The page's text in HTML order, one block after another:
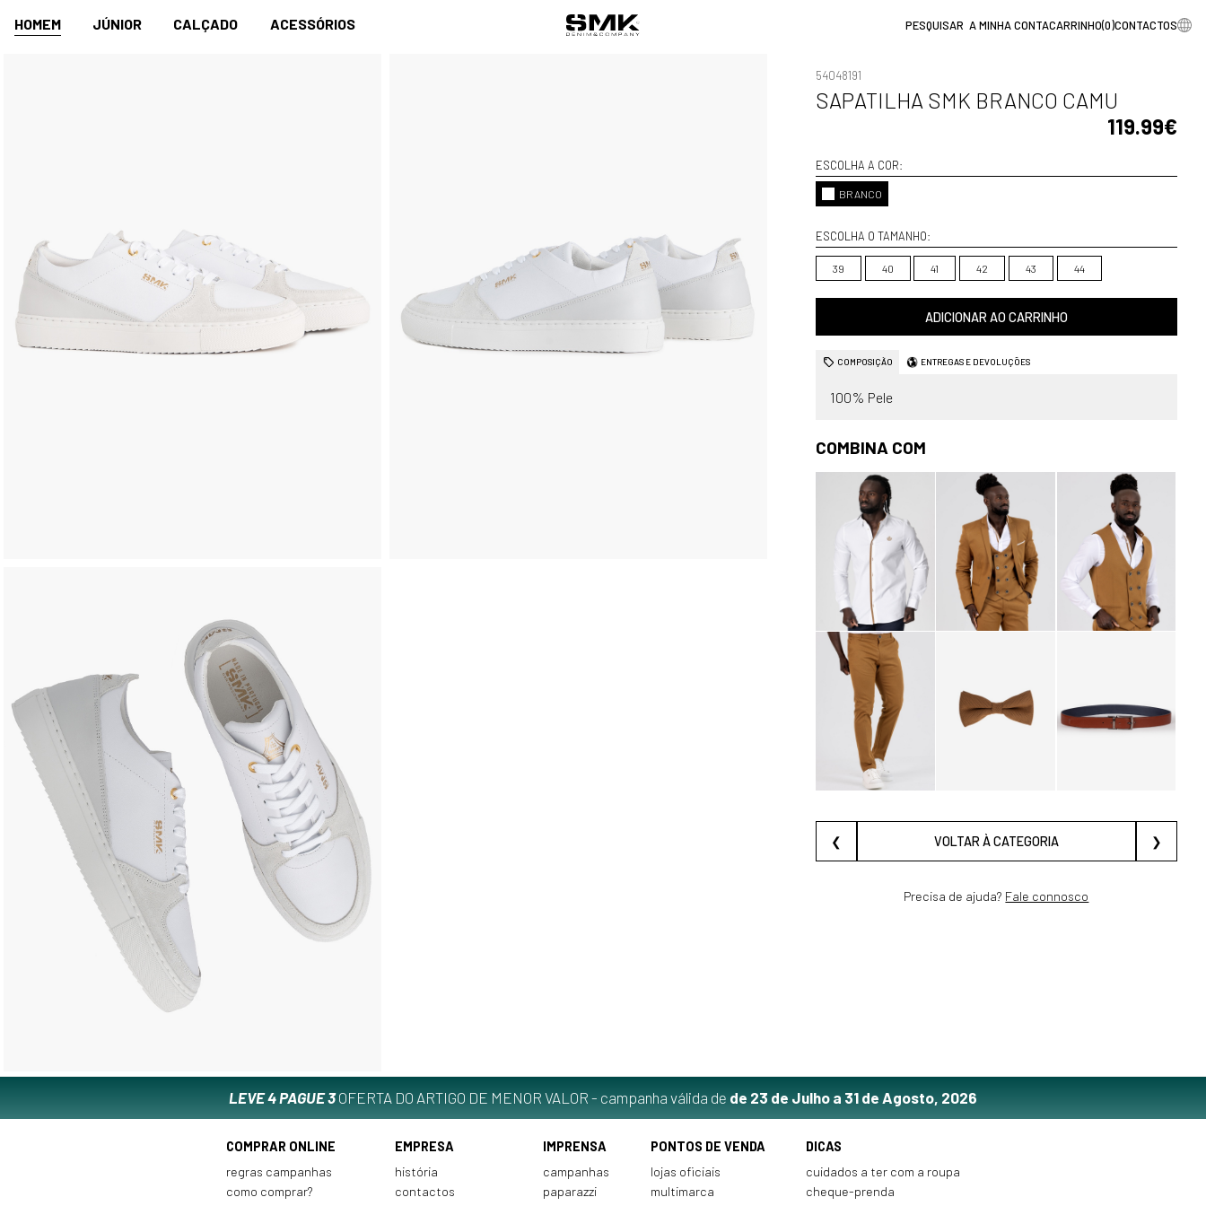
HOMEM JÚNIOR CALÇADO ACESSÓRIOS A MINHA CONTACARRINHO(0)CONTACTOS
54048191
SAPATILHA SMK BRANCO CAMU
119.99€
ESCOLHA A COR:
BRANCO
ESCOLHA O TAMANHO:
39 40 41 42 43 44
ADICIONAR AO CARRINHO
COMPOSIÇÃO ENTREGAS E DEVOLUÇÕES
100% Pele
COMBINA COM
❮ VOLTAR À CATEGORIA ❯
Precisa de ajuda? Fale connosco
LEVE 4 PAGUE 3OFERTA DO ARTIGO DE MENOR VALOR - campanha válida de de 23 de Julho a 31 de Agosto, 2026
COMPRAR ONLINE
regras campanhas
como comprar?
EMPRESA
história
contactos
IMPRENSA
campanhas
paparazzi
PONTOS DE VENDA
lojas oficiais
multimarca
DICAS
cuidados a ter com a roupa
cheque-prenda